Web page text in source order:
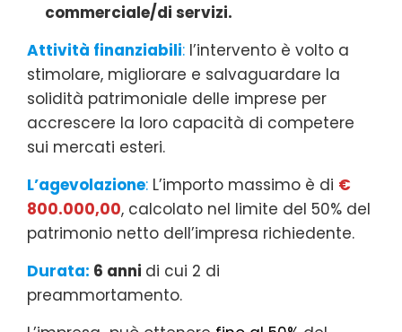
commerciale/di servizi.
Attività finanziabili: l’intervento è volto a
stimolare, migliorare e salvaguardare la
solidità patrimoniale delle imprese per
accrescere la loro capacità di competere
sui mercati esteri.
L’agevolazione: L’importo massimo è di €
800.000,00, calcolato nel limite del 50% del
patrimonio netto dell’impresa richiedente.
Durata: 6 anni di cui 2 di
preammortamento.